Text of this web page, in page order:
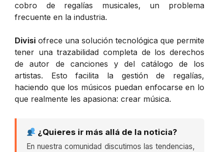
cobro de regalías musicales, un problema
frecuente en la industria.
Divisi ofrece una solución tecnológica que permite
tener una trazabilidad completa de los derechos
de autor de canciones y del catálogo de los
artistas. Esto facilita la gestión de regalías,
haciendo que los músicos puedan enfocarse en lo
que realmente les apasiona: crear música.
¿Quieres ir más allá de la noticia?
En nuestra comunidad discutimos las tendencias,